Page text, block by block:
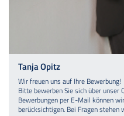
Tanja Opitz
Wir freuen uns auf Ihre Bewerbung!
Bitte bewerben Sie sich über unser
Bewerbungen per E-Mail können
berücksichtigen. Bei Fragen stehen